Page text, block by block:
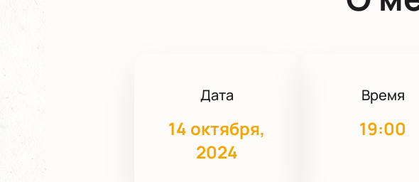
Дата
14 октября,
2024
Время
19:00